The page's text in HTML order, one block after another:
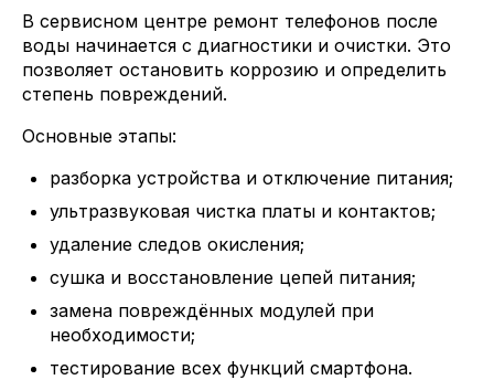
В сервисном центре ремонт телефонов после
воды начинается с диагностики и очистки. Это
позволяет остановить коррозию и определить
степень повреждений.
Основные этапы:
разборка устройства и отключение питания;
ультразвуковая чистка платы и контактов;
удаление следов окисления;
сушка и восстановление цепей питания;
замена повреждённых модулей при
необходимости;
тестирование всех функций смартфона.